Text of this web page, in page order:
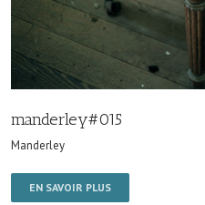
manderley#015
Manderley
EN SAVOIR PLUS